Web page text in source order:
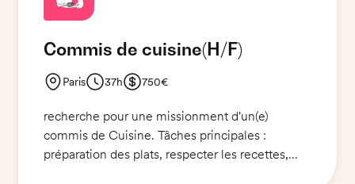
Commis de cuisine(H/F)
Paris 37h 750€
recherche pour une missionment d'un(e)
commis de Cuisine. Tâches principales :
préparation des plats, respecter les recettes,